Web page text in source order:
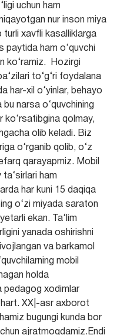
uchun ham
nur inson miya
turli xavfli kasalliklarga
paytida ham o‘quvchi
ko‘ramiz. Hozirgi
to‘g‘ri foydalana
har-xil o‘yinlar, behayo
narsa o‘quvchining
ko‘rsatibgina qolmay,
olib keladi. Biz
o‘rganib qolib, o‘z
qarayapmiz. Mobil
ham
har kuni 15 daqiqa
o‘zi miyada saraton
ekan. Ta‘lim
yanada oshirishni
va barkamol
mobil
holda
pedagog xodimlar
XX|-asr axborot
bugungi kunda bor
ajratmoqdamiz.Endi